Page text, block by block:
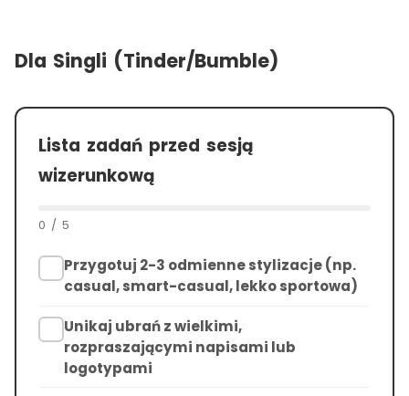
Dla Singli (Tinder/Bumble)
Lista zadań przed sesją
wizerunkową
0 / 5
Przygotuj 2-3 odmienne stylizacje (np.
casual, smart-casual, lekko sportowa)
Unikaj ubrań z wielkimi,
rozpraszającymi napisami lub
logotypami